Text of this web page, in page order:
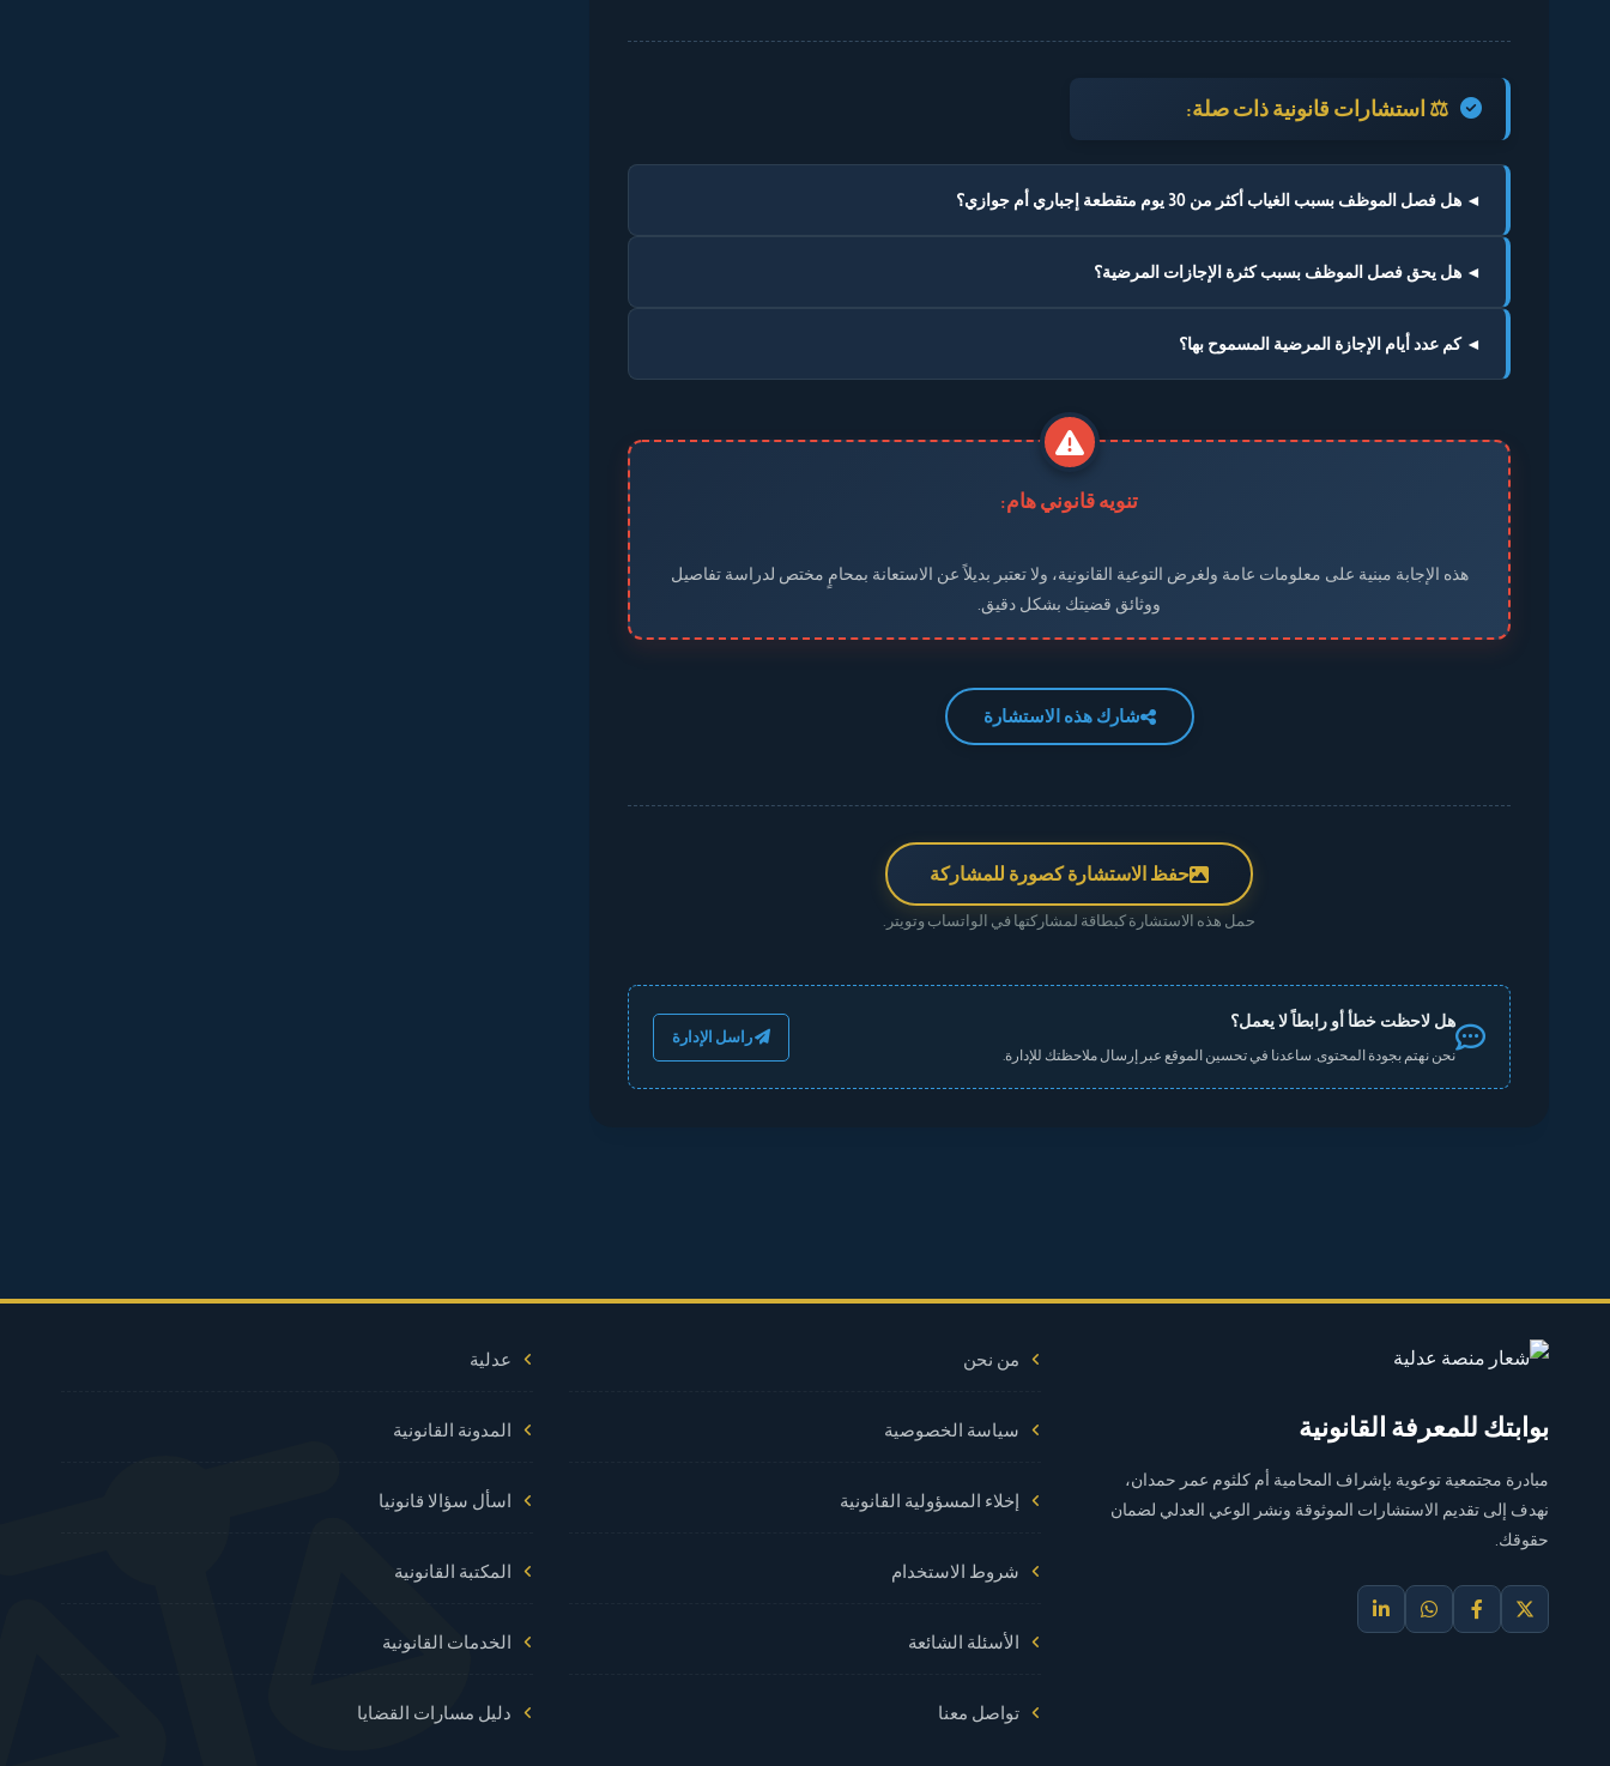
⚖️ استشارات قانونية ذات صلة:
◄ هل فصل الموظف بسبب الغياب أكثر من 30 يوم متقطعة إجباري أم جوازي؟
◄ هل يحق فصل الموظف بسبب كثرة الإجازات المرضية؟
◄ كم عدد أيام الإجازة المرضية المسموح بها؟
تنويه قانوني هام:
هذه الإجابة مبنية على معلومات عامة ولغرض التوعية القانونية، ولا تعتبر بديلاً عن الاستعانة بمحامٍ مختص لدراسة تفاصيل
ووثائق قضيتك بشكل دقيق.
شارك هذه الاستشارة
حفظ الاستشارة كصورة للمشاركة
حمل هذه الاستشارة كبطاقة لمشاركتها في الواتساب وتويتر.
هل لاحظت خطأ أو رابطاً لا يعمل؟
نحن نهتم بجودة المحتوى. ساعدنا في تحسين الموقع عبر إرسال ملاحظتك للإدارة.
راسل الإدارة
بوابتك للمعرفة القانونية
مبادرة مجتمعية توعوية بإشراف المحامية أم كلثوم عمر حمدان،
نهدف إلى تقديم الاستشارات الموثوقة ونشر الوعي العدلي لضمان
حقوقك.
من نحن
سياسة الخصوصية
إخلاء المسؤولية القانونية
شروط الاستخدام
الأسئلة الشائعة
تواصل معنا
عدلية
المدونة القانونية
اسأل سؤالا قانونيا
المكتبة القانونية
الخدمات القانونية
دليل مسارات القضايا